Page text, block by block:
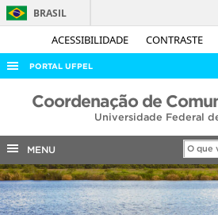
ACESSIBILIDADE CONTRASTE
BRASIL
PORTAL UFPEL
ACESSO À INFORMAÇÃO
COBALTO
CONCURSOS
EDITAIS
Coordenação de
Universidade Federal
MENU